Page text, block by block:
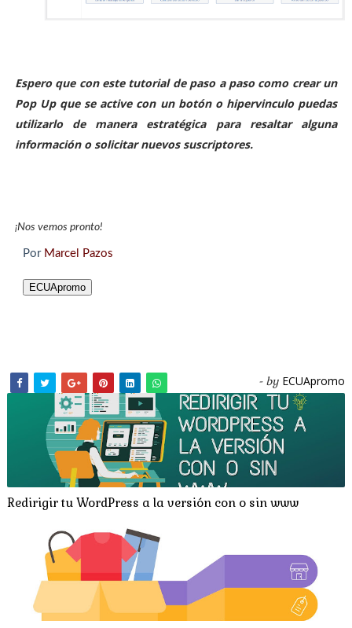
Espero que con este tutorial de paso a paso como crear un
Pop Up que se active con un botón o hipervinculo puedas
utilizarlo de manera estratégica para resaltar alguna
información o solicitar nuevos suscriptores.
¡Nos vemos pronto!
Por Marcel Pazos
ECUApromo
- by ECUApromo
Redirigir tu WordPress a la versión con o sin www